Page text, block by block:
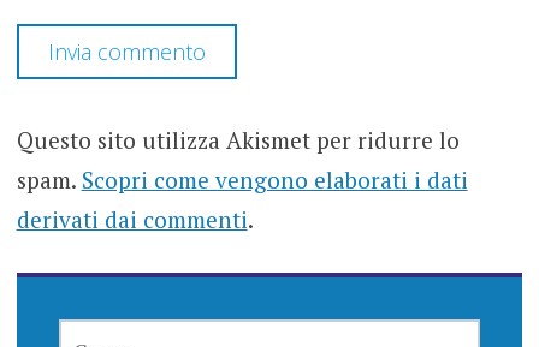
Questo sito utilizza Akismet per ridurre lo
spam. Scopri come vengono elaborati i dati
derivati dai commenti.